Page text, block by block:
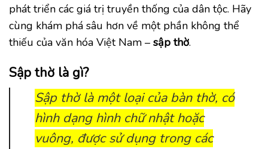
phát triển các giá trị truyền thống của dân tộc. Hãy
cùng khám phá sâu hơn về một phần không thể
thiếu của văn hóa Việt Nam – sập thờ.
Sập thờ là gì?
Sập thờ là một loại của bàn thờ, có
hình dạng hình chữ nhật hoặc
vuông, được sử dụng trong các